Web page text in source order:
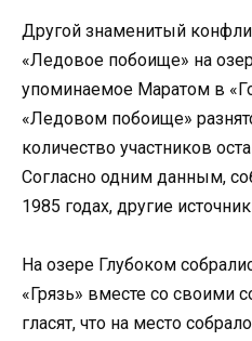
Другой знаменитый
«Ледовое побоище» на
упоминаемое Маратом в
«Ледовом побоище»
количество участников
Согласно одним данным,
1985 годах, другие
На озере Глубоком
«Грязь» вместе со своими
гласят, что на место